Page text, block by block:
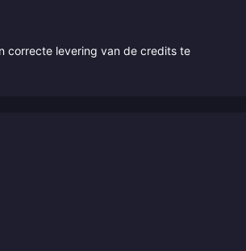
correcte levering van de credits te